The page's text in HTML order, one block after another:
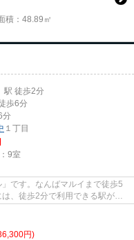
積：48.89㎡
駅 徒歩2分
歩6分
分
１丁目
9室
です。なんばマルイまで徒歩5
、徒歩2分で利用できる駅があ
円)